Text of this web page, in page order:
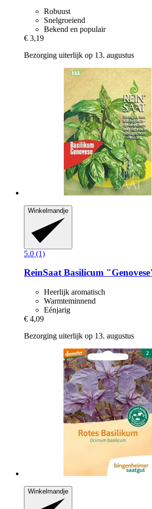
Robuust
Snelgroeiend
Bekend en populair
€ 3,19
Bezorging uiterlijk op 13. augustus
Winkelmandje
5.0 (1)
ReinSaatBasilicum
Heerlijk aromatisch
Warmteminnend
Eénjarig
€ 4,09
Bezorging uiterlijk op 13. augustus
Winkelmandje